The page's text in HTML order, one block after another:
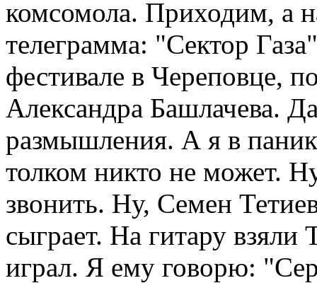
комсомола. Приходим, а
телеграмма: "Сектор
фестивале в Череповце,
Александра Башлачева.
размышления. А я в
толком никто не может.
звонить. Ну, Семен
сыграет. На гитару взяли
играл. Я ему говорю: